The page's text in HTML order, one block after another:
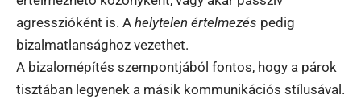
agresszióként is. A helytelen értelmezés pedig
bizalmatlansághoz vezethet.
A bizalomépítés szempontjából fontos, hogy a párok
tisztában legyenek a másik kommunikációs stílusával.